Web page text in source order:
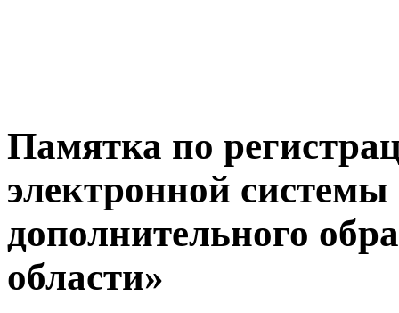
Памятка по
электронной
дополнительного
области»